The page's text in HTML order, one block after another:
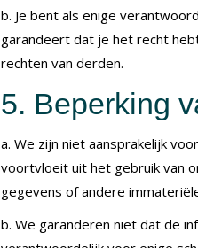
b. Je bent als enige
garandeert dat je het recht
rechten van derden.
5. Beperking
a. We zijn niet aansprakelijk
voortvloeit uit het gebruik van
gegevens of andere
b. We garanderen niet dat de